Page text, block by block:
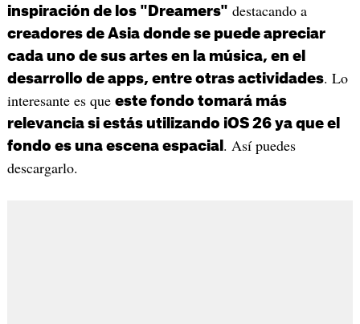
inspiración de los "Dreamers" destacando a
creadores de Asia donde se puede apreciar
cada uno de sus artes en la música, en el
desarrollo de apps, entre otras actividades. Lo
interesante es que este fondo tomará más
relevancia si estás utilizando iOS 26 ya que el
fondo es una escena espacial . Así puedes
descargarlo.